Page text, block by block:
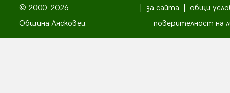
© 2000-2026
Община Лясковец
за сайта
общи
поверителност на